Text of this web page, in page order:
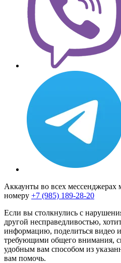
Аккаунты во всех
номеру +7 (985) 189-28-20
Если вы столкнулись с
другой несправедливостью,
информацию, поделиться видео
требующими общего внимания,
удобным вам способом из
вам помочь.